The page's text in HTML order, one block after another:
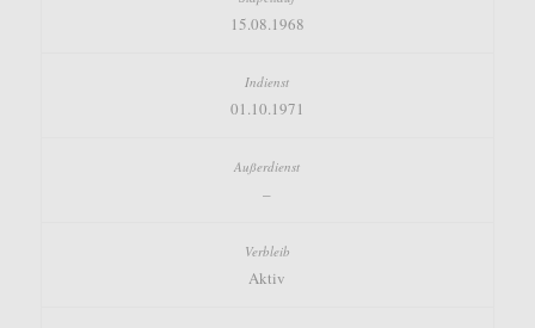
15.08.1968
01.10.1971
–
Aktiv